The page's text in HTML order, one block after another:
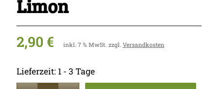
Limon
2,90 € inkl. 7 % MwSt. zzgl. Versandkosten
Lieferzeit: 1 - 3 Tage